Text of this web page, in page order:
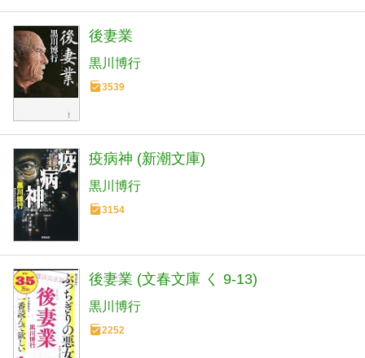
後妻業
黒川博行
3539
疫病神 (新潮文庫)
黒川博行
3154
後妻業 (文春文庫 く 9-13)
黒川博行
2252